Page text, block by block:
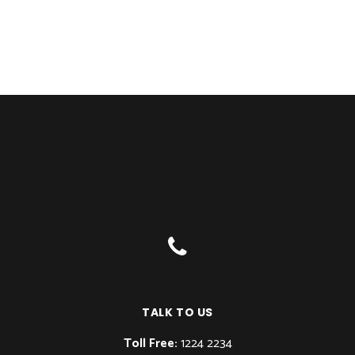
TALK TO US
Toll Free:1224 2234